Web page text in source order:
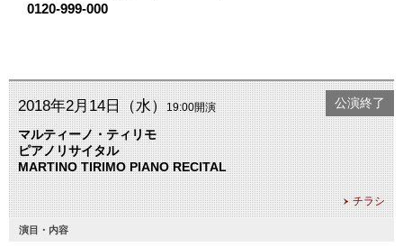
0120-999-000
2018年2月14日（水）19:00開演
マルティーノ・ティリモ
ピアノリサイタル
MARTINO TIRIMO PIANO RECITAL
チラシ
公演終了
演目・内容